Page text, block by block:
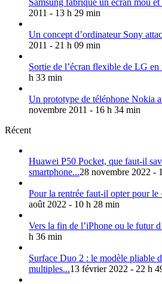
2011 - 13 h 29 min
Un concept d’ordinateur Sony
2011 - 21 h 09 min
Sortie de l’écran flexible de LG en
h 33 min
Un prototype de téléphone Nokia
novembre 2011 - 16 h 34 min
Récent
Huawei P50 Pocket, que faut-il
smartphone...28 novembre 2022 -
Pour la rentrée faut-il opter pour
août 2022 - 10 h 28 min
Vers la fin de l’iPhone ou le futur
h 36 min
Surface Duo 2 : le modèle pliable
multiples...13 février 2022 - 22 h